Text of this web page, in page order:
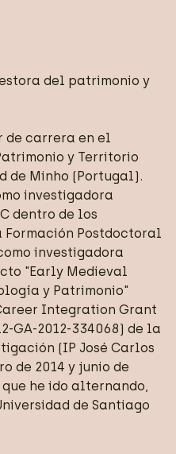
del patrimonio y
de carrera en el
y Territorio
de Minho (Portugal).
investigadora
dentro de los
Formación Postdoctoral
investigadora
"Early Medieval
y Patrimonio"
Integration Grant
GA-2012-334068) de la
(IP José Carlos
de 2014 y junio de
he ido alternando,
de Santiago